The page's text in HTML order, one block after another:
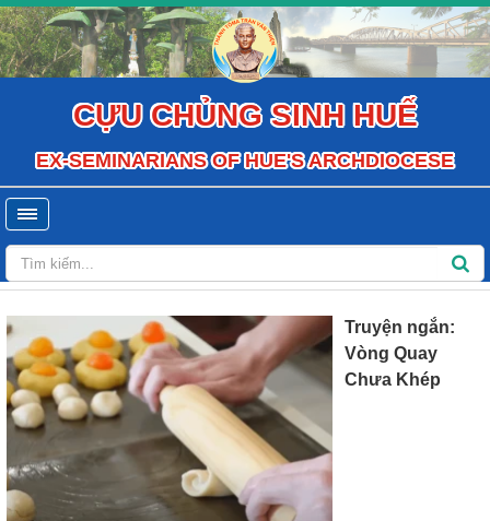
CỰU CHỦNG SINH HUẾ
EX-SEMINARIANS OF HUE'S ARCHDIOCESE
Truyện ngắn:
Vòng Quay
Chưa Khép